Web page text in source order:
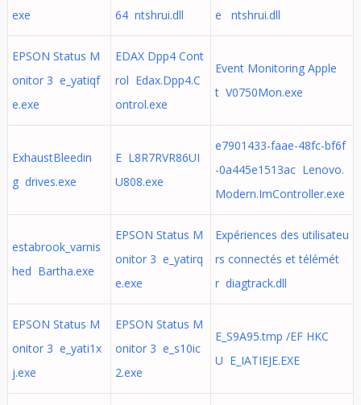
exe
64 ntshrui.dll
e ntshrui.dll
EPSON Status M
onitor 3 e_yatiqf
e.exe
EDAX Dpp4 Cont
rol Edax.Dpp4.C
ontrol.exe
Event Monitoring Apple
t V0750Mon.exe
ExhaustBleedin
g drives.exe
E L8R7RVR86UI
U808.exe
e7901433-faae-48fc-bf6f
-0a445e1513ac Lenovo.
Modern.ImController.exe
estabrook_varnis
hed Bartha.exe
EPSON Status M
onitor 3 e_yatirq
e.exe
Expériences des utilisateu
rs connectés et télémét
r diagtrack.dll
EPSON Status M
onitor 3 e_yati1x
j.exe
EPSON Status M
onitor 3 e_s10ic
2.exe
E_S9A95.tmp /EF HKC
U E_IATIEJE.EXE